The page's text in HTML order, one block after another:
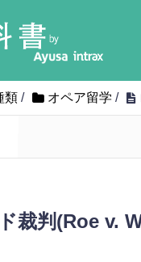
類 / オペア留学 /
裁判(Roe v.